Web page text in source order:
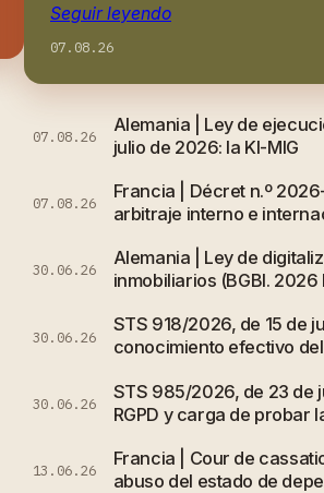
Seguir leyendo
07.08.26
07.08.26
Alemania | Ley de
julio de 2026: la KI-MIG
07.08.26
Francia | Décret n.º
arbitraje interno e
30.06.26
Alemania | Ley de
inmobiliarios (BGBl. 2026
30.06.26
STS 918/2026, de 15 de
conocimiento efectivo del
30.06.26
STS 985/2026, de 23 de
RGPD y carga de probar
13.06.26
Francia | Cour de
abuso del estado de